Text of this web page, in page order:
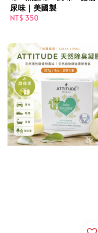
尿味｜美國製
Regular
NT$ 350